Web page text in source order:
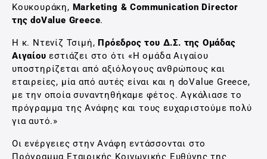
Κουκουράκη, Marketing & Communication Director
της doValue Greece.
Η κ. Ντενίζ Τσιμή,Πρόεδρος του Δ.Σ. της Ομάδας
Αιγαίου εστιάζει στο ότι «Η ομάδα Αιγαίου
υποστηρίζεται από αξιόλογους ανθρώπους και
εταιρείες, μία από αυτές είναι και η doValue Greece,
με την οποία συναντηθήκαμε φέτος. Αγκάλιασε το
πρόγραμμα της Ανάφης και τους ευχαριστούμε πολύ
για αυτό.»
Οι ενέργειες στην Ανάφη εντάσσονται στο
Πρόγραμμα Εταιρικής Κοινωνικής Ευθύνης της